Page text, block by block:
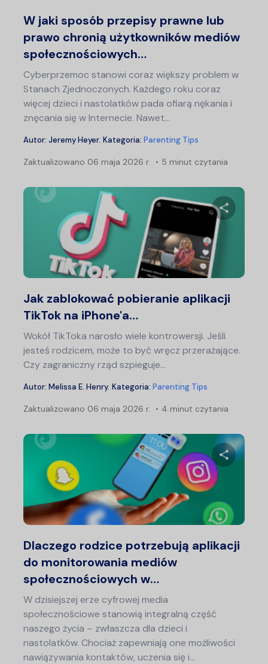
W jaki sposób przepisy prawne lub
prawo chronią użytkowników mediów
społecznościowych…
Cyberprzemoc stanowi coraz większy problem w
Stanach Zjednoczonych. Każdego roku coraz
więcej dzieci i nastolatków pada ofiarą nękania i
znęcania się w Internecie. Nawet…
Autor: Jeremy Heyer. Kategoria: Parenting Tips
Zaktualizowano 06 maja 2026 r. 5 minut czytania
Jak zablokować pobieranie aplikacji
TikTok na iPhone'a…
Wokół TikToka narosło wiele kontrowersji. Jeśli
jesteś rodzicem, może to być wręcz przerażające.
Czy zagraniczny rząd szpieguje...
Autor: Melissa E. Henry. Kategoria: Parenting Tips
Zaktualizowano 06 maja 2026 r. 4 minut czytania
Dlaczego rodzice potrzebują aplikacji
do monitorowania mediów
społecznościowych w…
W dzisiejszej erze cyfrowej media
społecznościowe stanowią integralną część
naszego życia – zwłaszcza dla dzieci i
nastolatków. Chociaż zapewniają one możliwości
nawiązywania kontaktów, uczenia się i...